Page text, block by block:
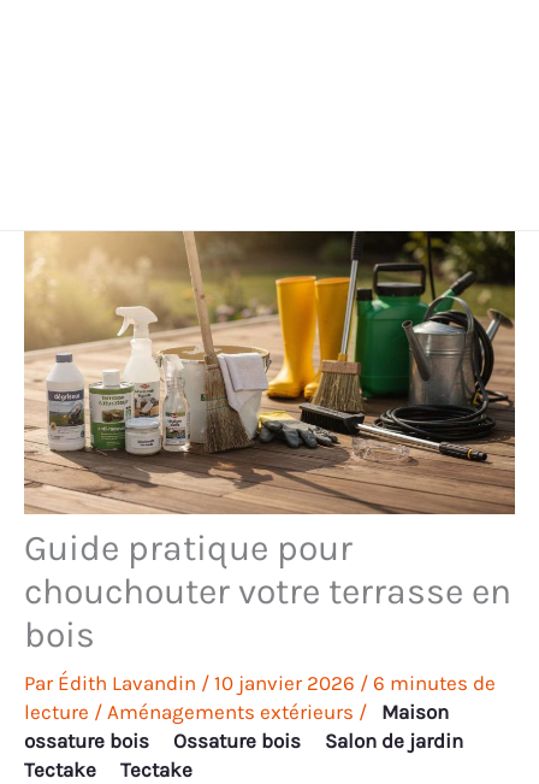
Guide pratique pour
chouchouter votre terrasse en
bois
Par Édith Lavandin / 10 janvier 2026 / 6 minutes de
lecture / Aménagements extérieurs /
Maison
ossature bois
Ossature bois
Salon de jardin
Tectake
Tectake